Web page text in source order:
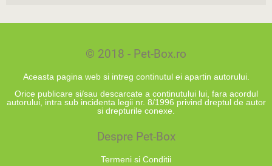
© 2018 - Pet-Box.ro
Aceasta pagina web si intreg continutul ei apartin autorului.
Orice publicare si/sau descarcate a continutului lui, fara acordul
autorului, intra sub incidenta legii nr. 8/1996 privind dreptul de autor
si drepturile conexe.
Despre Pet-Box
Termeni si Conditii